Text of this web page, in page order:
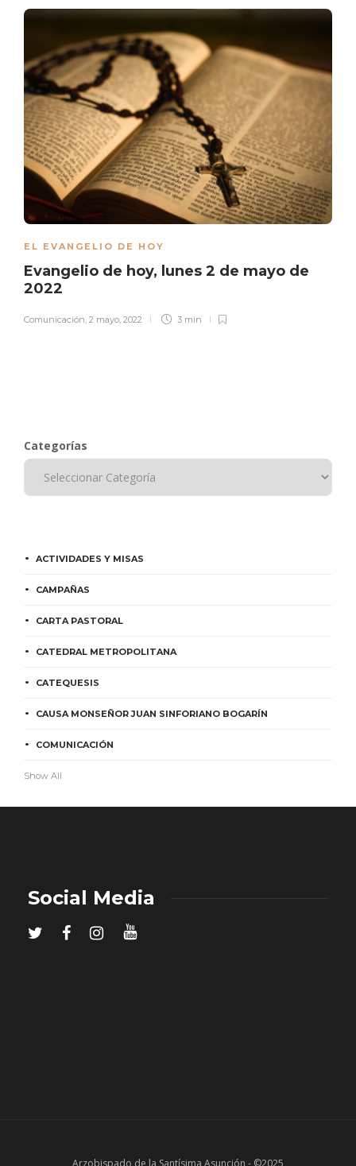
EL EVANGELIO DE HOY
Evangelio de hoy, lunes 2 de mayo de
2022
Comunicación, 2 mayo, 2022 3 min
Categorías
ACTIVIDADES Y MISAS
CAMPAÑAS
CARTA PASTORAL
CATEDRAL METROPOLITANA
CATEQUESIS
CAUSA MONSEÑOR JUAN SINFORIANO BOGARÍN
COMUNICACIÓN
Show All
Social Media